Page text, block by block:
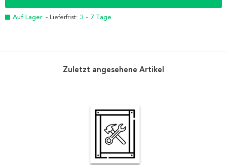
Auf Lager - Lieferfrist: 3 - 7 Tage
Zuletzt angesehene Artikel